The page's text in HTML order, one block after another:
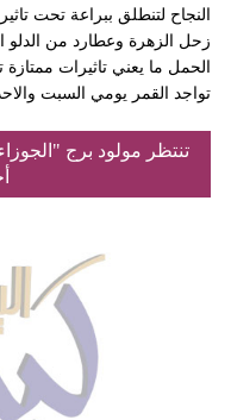
النجاح لتنطلق ببراعة تحت
زحل الزهرة وعطارد من
الحمل ما يعني تاثيرات
تواجد القمر يومي السبت